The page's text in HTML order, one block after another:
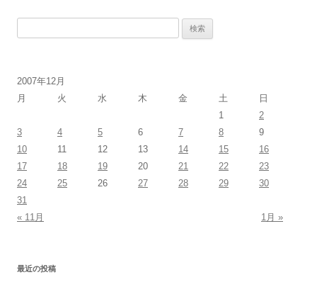
2007年12月
月
火 水 木 金 土
日
1
2
3
4 5 6 7 8
9
10
11 12 13 14 15
16
17
18 19 20 21 22
23
24
25 26 27 28 29
30
31
« 11月
1月 »
最近の投稿